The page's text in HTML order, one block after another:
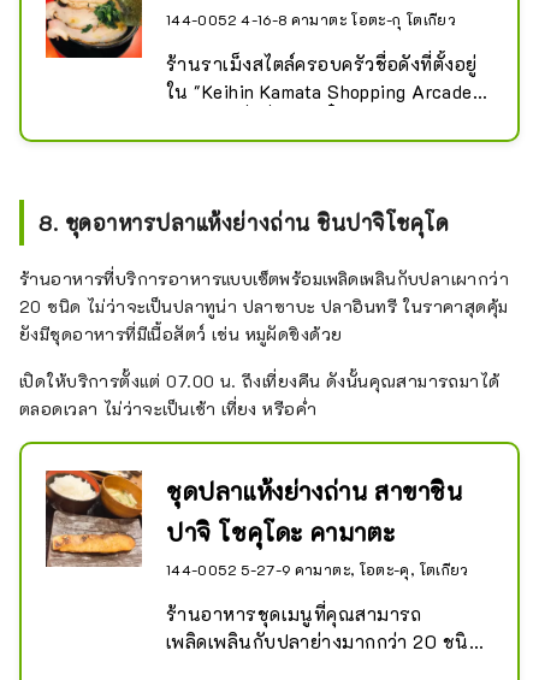
144-0052 4-16-8 คามาตะ โอตะ-กุ โตเกียว
ร้านราเม็งสไตล์ครอบครัวชื่อดังที่ตั้งอยู่
ใน "Keihin Kamata Shopping Arcade
อั้น นอกจากนี้คุณสามารถเพลิดเพลินกับ
8. ชุดอาหารปลาแห้งย่างถ่าน ชินปาจิโชคุโด
ร้านอาหารที่บริการอาหารแบบเซ็ตพร้อมเพลิดเพลินกับปลาเผากว่า
20 ชนิด ไม่ว่าจะเป็นปลาทูน่า ปลาซาบะ ปลาอินทรี ในราคาสุดคุ้ม
ยังมีชุดอาหารที่มีเนื้อสัตว์ เช่น หมูผัดขิงด้วย
เปิดให้บริการตั้งแต่ 07.00 น. ถึงเที่ยงคืน ดังนั้นคุณสามารถมาได้
ตลอดเวลา ไม่ว่าจะเป็นเช้า เที่ยง หรือค่ำ
ชุดปลาแห้งย่างถ่าน สาขาชิน
ปาจิ โชคุโดะ คามาตะ
144-0052 5-27-9 คามาตะ, โอตะ-คุ, โตเกียว
ร้านอาหารชุดเมนูที่คุณสามารถ
เพลิดเพลินกับปลาย่างมากกว่า 20 ชนิด